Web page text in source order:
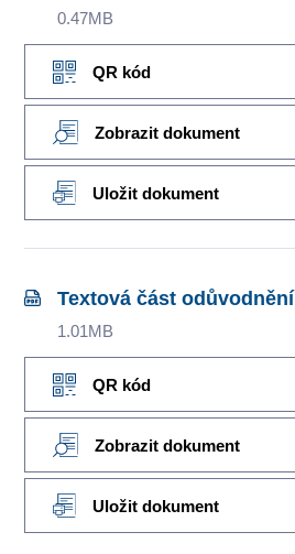
0.47MB
QR kód
Zobrazit dokument
Uložit dokument
Textová část odůvodnění
1.01MB
QR kód
Zobrazit dokument
Uložit dokument